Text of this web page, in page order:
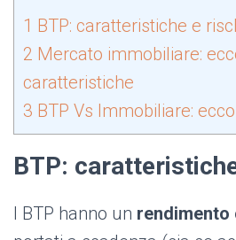
1 BTP: caratteristiche e
2 Mercato immobiliare:
caratteristiche
3 BTP Vs Immobiliare:
BTP:
I BTP hanno un rendimento